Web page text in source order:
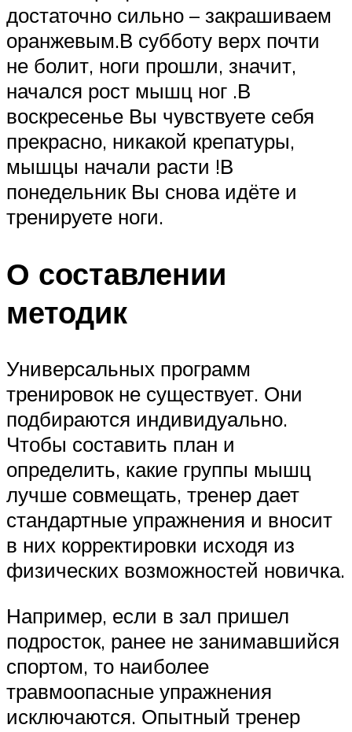
достаточно сильно – закрашиваем
оранжевым.В субботу верх почти
не болит, ноги прошли, значит,
начался рост мышц ног .В
воскресенье Вы чувствуете себя
прекрасно, никакой крепатуры,
мышцы начали расти !В
понедельник Вы снова идёте и
тренируете ноги.
О составлении
методик
Универсальных программ
тренировок не существует. Они
подбираются индивидуально.
Чтобы составить план и
определить, какие группы мышц
лучше совмещать, тренер дает
стандартные упражнения и вносит
в них корректировки исходя из
физических возможностей новичка.
Например, если в зал пришел
подросток, ранее не занимавшийся
спортом, то наиболее
травмоопасные упражнения
исключаются. Опытный тренер